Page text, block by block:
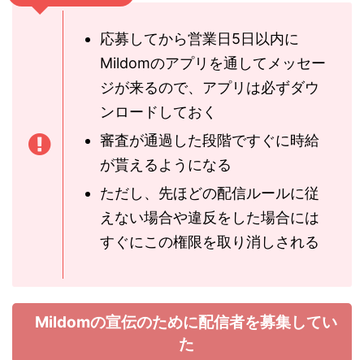
応募してから営業日5日以内に
Mildomのアプリを通してメッセー
ジが来るので、アプリは必ずダウ
ンロードしておく
審査が通過した段階ですぐに時給
が貰えるようになる
ただし、先ほどの配信ルールに従
えない場合や違反をした場合には
すぐにこの権限を取り消しされる
Mildomの宣伝のために配信者を募集してい
た